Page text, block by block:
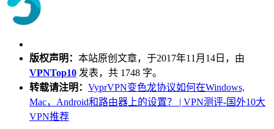
版权声明： 本站原创文章，于2017年11月14日，由
VPNTop10 发表，共 1748 字。
转载请注明： VyprVPN变色龙协议如何在Windows,
Mac，Android和路由器上的设置？ | VPN测评-国外10大
VPN推荐